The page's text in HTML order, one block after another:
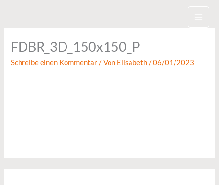
FDBR_3D_150x150_P
Schreibe einen Kommentar / Von Elisabeth/06/01/2023